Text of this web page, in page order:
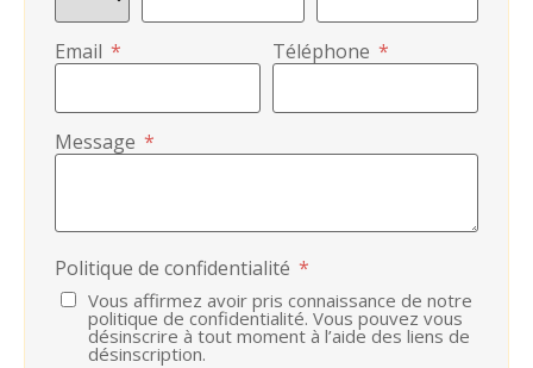
Email * Téléphone *
Message *
Politique de confidentialité *
Vous affirmez avoir pris connaissance de notre
politique de confidentialité. Vous pouvez vous
désinscrire à tout moment à l’aide des liens de
désinscription.